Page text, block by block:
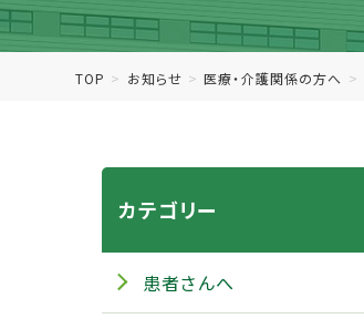
TOP お知らせ 医療・介護関係の方へ
カテゴリー
患者さんへ